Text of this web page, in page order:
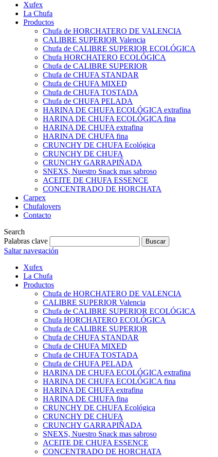
Xufex
La Chufa
Productos
Chufa de HORCHATERO DE VALENCIA
CALIBRE SUPERIOR Valencia
Chufa de CALIBRE SUPERIOR ECOLÓGICA
Chufa HORCHATERO ECOLÓGICA
Chufa de CALIBRE SUPERIOR
Chufa de CHUFA STANDAR
Chufa de CHUFA MIXED
Chufa de CHUFA TOSTADA
Chufa de CHUFA PELADA
HARINA DE CHUFA ECOLÓGICA extrafina
HARINA DE CHUFA ECOLÓGICA fina
HARINA DE CHUFA extrafina
HARINA DE CHUFA fina
CRUNCHY DE CHUFA Ecológica
CRUNCHY DE CHUFA
CRUNCHY GARRAPIÑADA
SNEXS, Nuestro Snack mas sabroso
ACEITE DE CHUFA ESSENCE
CONCENTRADO DE HORCHATA
Carpex
Chufalovers
Contacto
Search
Palabras clave
Saltar navegación
Xufex
La Chufa
Productos
Chufa de HORCHATERO DE VALENCIA
CALIBRE SUPERIOR Valencia
Chufa de CALIBRE SUPERIOR ECOLÓGICA
Chufa HORCHATERO ECOLÓGICA
Chufa de CALIBRE SUPERIOR
Chufa de CHUFA STANDAR
Chufa de CHUFA MIXED
Chufa de CHUFA TOSTADA
Chufa de CHUFA PELADA
HARINA DE CHUFA ECOLÓGICA extrafina
HARINA DE CHUFA ECOLÓGICA fina
HARINA DE CHUFA extrafina
HARINA DE CHUFA fina
CRUNCHY DE CHUFA Ecológica
CRUNCHY DE CHUFA
CRUNCHY GARRAPIÑADA
SNEXS, Nuestro Snack mas sabroso
ACEITE DE CHUFA ESSENCE
CONCENTRADO DE HORCHATA